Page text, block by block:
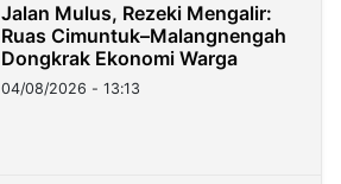
Jalan Mulus, Rezeki Mengalir:
Ruas Cimuntuk–Malangnengah
Dongkrak Ekonomi Warga
04/08/2026 - 13:13